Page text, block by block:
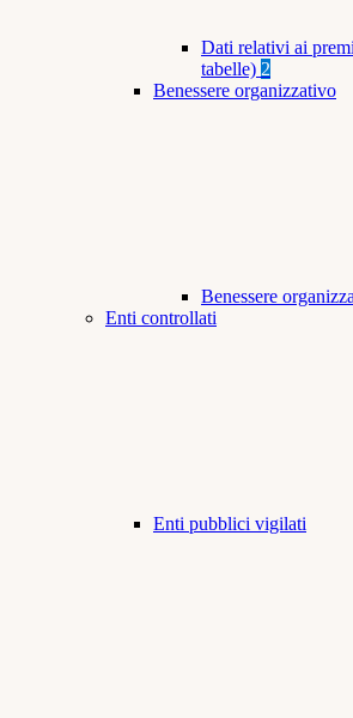
Dati relativi ai
tabelle) 2
Benessere organizzativo
Benessere
Enti controllati
Enti pubblici vigilati